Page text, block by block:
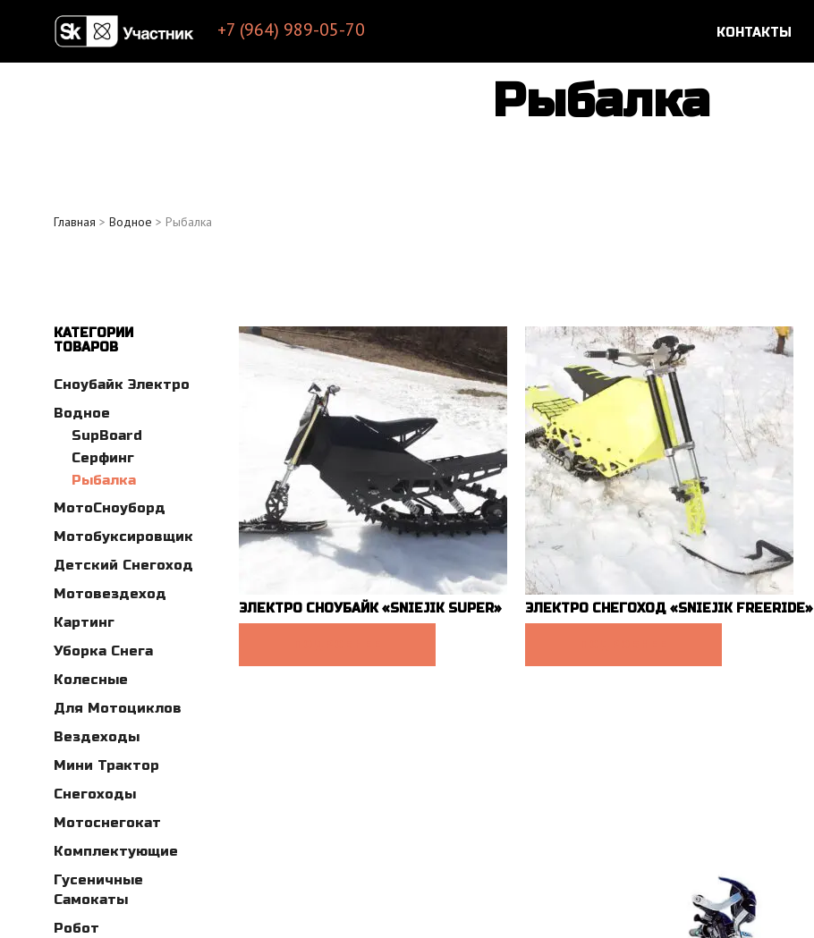
+7 (964) 989-05-70 КОНТАКТЫ
Рыбалка
Главная > Водное > Рыбалка
КАТЕГОРИИ
ТОВАРОВ
Сноубайк Электро
Водное
SupBoard
Серфинг
Рыбалка
МотоСноуборд
Мотобуксировщик
Детский Снегоход
Мотовездеход
Картинг
Уборка Снега
Колесные
Для Мотоциклов
Вездеходы
Мини Трактор
Снегоходы
Мотоснегокат
Комплектующие
Гусеничные
Самокаты
Робот
ЭЛЕКТРО СНОУБАЙК «SNIEJIK SUPER» ЭЛЕКТРО СНЕГОХОД «SNIEJIK FREERIDE»